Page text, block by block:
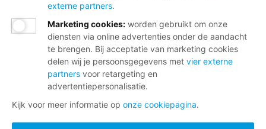
externe partners.
Marketing cookies: worden gebruikt om onze
diensten via online advertenties onder de aandacht
te brengen. Bij acceptatie van marketing cookies
delen wij je persoonsgegevens met vier externe
partners voor retargeting en
advertentiepersonalisatie.
Kijk voor meer informatie op onze cookiepagina.